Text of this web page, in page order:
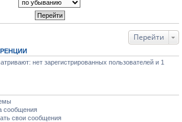
Перейти
нет зарегистрированных пользователей и 1
сообщения
свои сообщения